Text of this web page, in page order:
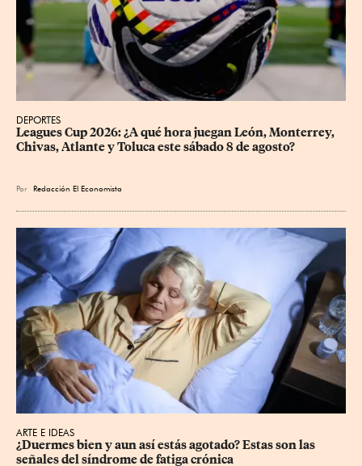
DEPORTES
Leagues Cup 2026: ¿A qué hora juegan León, Monterrey,
Chivas, Atlante y Toluca este sábado 8 de agosto?
Por Redacción El Economista
ARTE E IDEAS
¿Duermes bien y aun así estás agotado? Estas son las
señales del síndrome de fatiga crónica